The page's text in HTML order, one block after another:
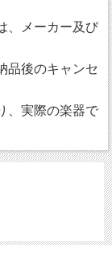
、メーカー及び
品後のキャンセ
、実際の楽器で